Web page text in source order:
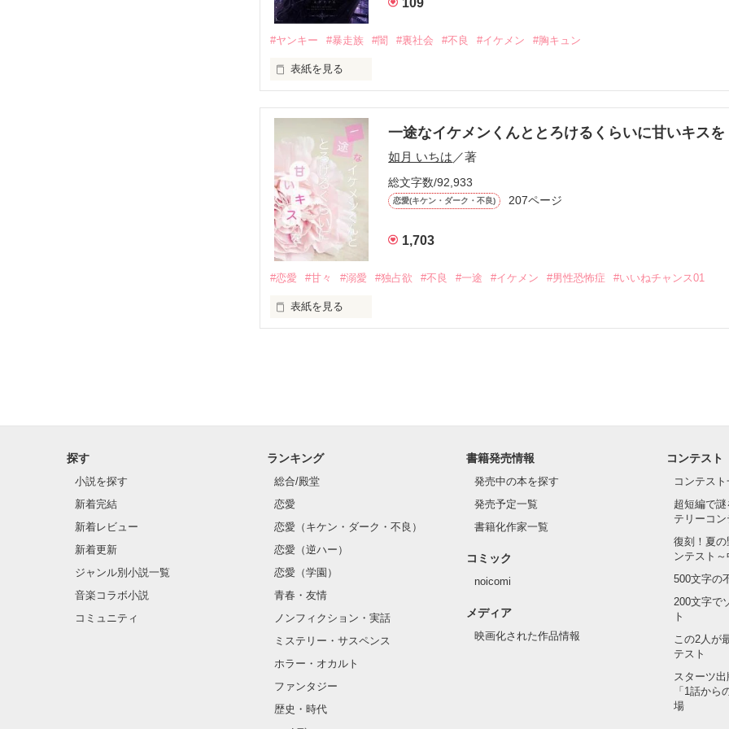
他の女の子には冷たいのに
「澪ちゃん。」
それは止まっていた恋が再び動き始める合図──。
✨.ﾟ･*..☆.｡.:*✨.☆.｡.:. *:ﾟ✨.ﾟ･*..☆.｡.:*✨
人見知りだけど優しい無自覚だけどモテる
冴木澪-SaekiMio
×
基本女子に冷たいのに澪にはわんこ男子になる
篠宮光-ShinomiyaHikaru
✨.ﾟ･*..☆.｡.:*✨.☆.｡.:. *:ﾟ✨.ﾟ･*..☆.｡.:*✨
#ヤンキー #暴走族 #闇 #裏社会 #不良 #イケメン #胸キュン
表紙を見る
一途なイケメンくんととろけるくらいに甘いキスを
如月 いちは ／著
総文字数/92,933
恋愛(キケン・ダーク・不良) 207ページ
1,703
#恋愛 #甘々 #溺愛 #独占欲 #不良 #一途 #イケメン #男性恐怖症 #いいねチャンス01
表紙を見る
クラス替えをして隣の席になったのは────
金髪に近い明るい髪色
片耳には琥珀色のピアス
ほとんど笑顔なんて見せたことがなくてぶっきらぼう
そんな性格と見た目のせいで学校中のみんなから
探す
小説を探す
新着完結
新着レビュー
新着更新
ジャンル別小説一覧
音楽コラボ小説
コミュニティ
ランキング
総合/殿堂
恋愛
恋愛（キケン・ダーク・不良）
恋愛（逆ハー）
恋愛（学園）
青春・友情
ノンフィクション・実話
ミステリー・サスペンス
ホラー・オカルト
ファンタジー
歴史・時代
書籍発売情報
発売中の本を探す
発売予定一覧
書籍化作家一覧
コミック
noicomi
メディア
映画化された作品情報
コンテスト
コンテス
超短編で
テリーコ
復刻！夏
ンテスト
500文字の
200文字で
ト
この2人が
テスト
スターツ
「1話から
場